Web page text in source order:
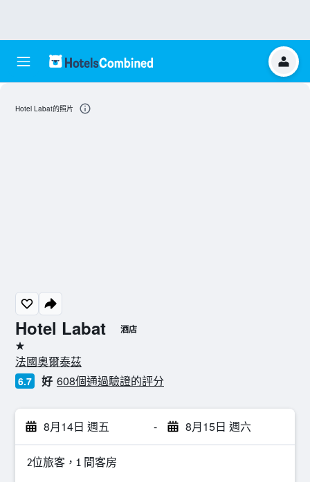
Hotel Labat 酒店
1星級
法國奧爾泰茲
6.7 好 608個通過驗證的評分
8月14日 週五 - 8月15日 週六
2位旅客，1 間客房
Hotel Labat的照片